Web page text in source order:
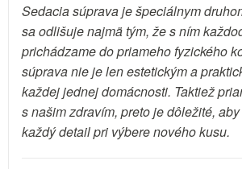
Sedacia súprava je špeciálnym
sa odlišuje najmä tým, že s ním
prichádzame do priameho fyzického
súprava nie je len estetickým a
každej jednej domácnosti. Taktiež
s našim zdravím, preto je dôležité,
každý detail pri výbere nového kusu.